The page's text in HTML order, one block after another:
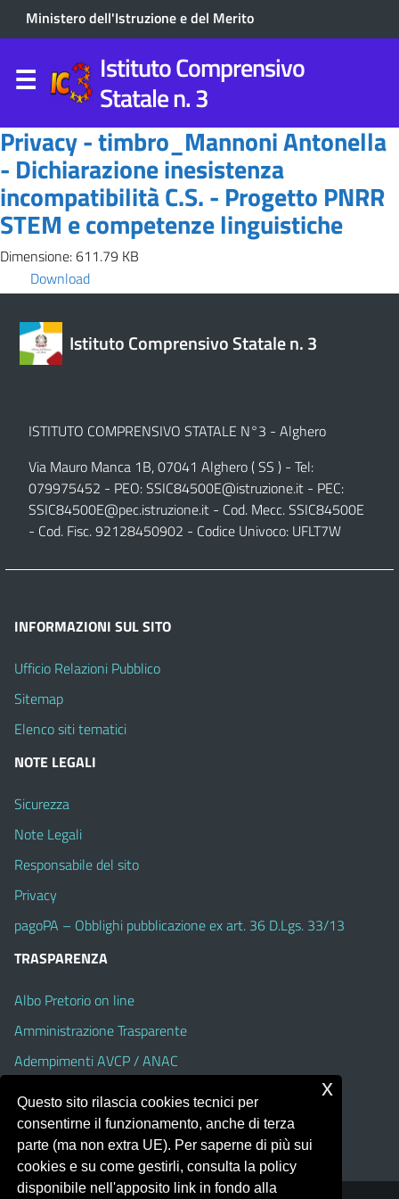
Ministero dell'Istruzione e del Merito
Istituto Comprensivo
Statale n. 3
Privacy - timbro_Mannoni Antonella
- Dichiarazione inesistenza
incompatibilità C.S. - Progetto PNRR
STEM e competenze linguistiche
Dimensione: 611.79 KB
Download
Istituto Comprensivo Statale n. 3
ISTITUTO COMPRENSIVO STATALE N°3 - Alghero
Via Mauro Manca 1B, 07041 Alghero ( SS ) - Tel:
079975452 - PEO:SSIC84500E@istruzione.it - PEC:
SSIC84500E@pec.istruzione.it - Cod. Mecc. SSIC84500E
- Cod. Fisc. 92128450902 - Codice Univoco: UFLT7W
INFORMAZIONI SUL SITO
Ufficio Relazioni Pubblico
Sitemap
Elenco siti tematici
NOTE LEGALI
Sicurezza
Note Legali
Responsabile del sito
Privacy
pagoPA – Obblighi pubblicazione ex art. 36 D.Lgs. 33/13
TRASPARENZA
Albo Pretorio on line
Amministrazione Trasparente
Adempimenti AVCP / ANAC
Accesso Civico
Dichiarazione di accessibilità
Questo sito rilascia cookies tecnici per
consentirne il funzionamento, anche di terza
parte (ma non extra UE). Per saperne di più sui
cookies e su come gestirli, consulta la policy
disponibile nell'apposito link in fondo alla
x